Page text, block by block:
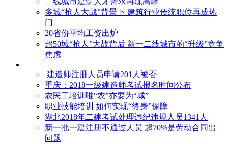
多城“抢人大战”背景下 建筑行业传统职位再成热
门
20省份平均工资出炉
超50城“抢人”大战背后 新一二线城市的“升级”竞争
焦虑
建造师注册人员申请201人被否
​重庆：2018一级建造师考试报名时间公布
农民工培训唯“农”亦要为“城”
职业技能培训 如何实现“终身”保障
湖北2018年二建考试处理违纪违规人员1341人
新一批一建注册不通过人员 超70%是劳动合同出
问题